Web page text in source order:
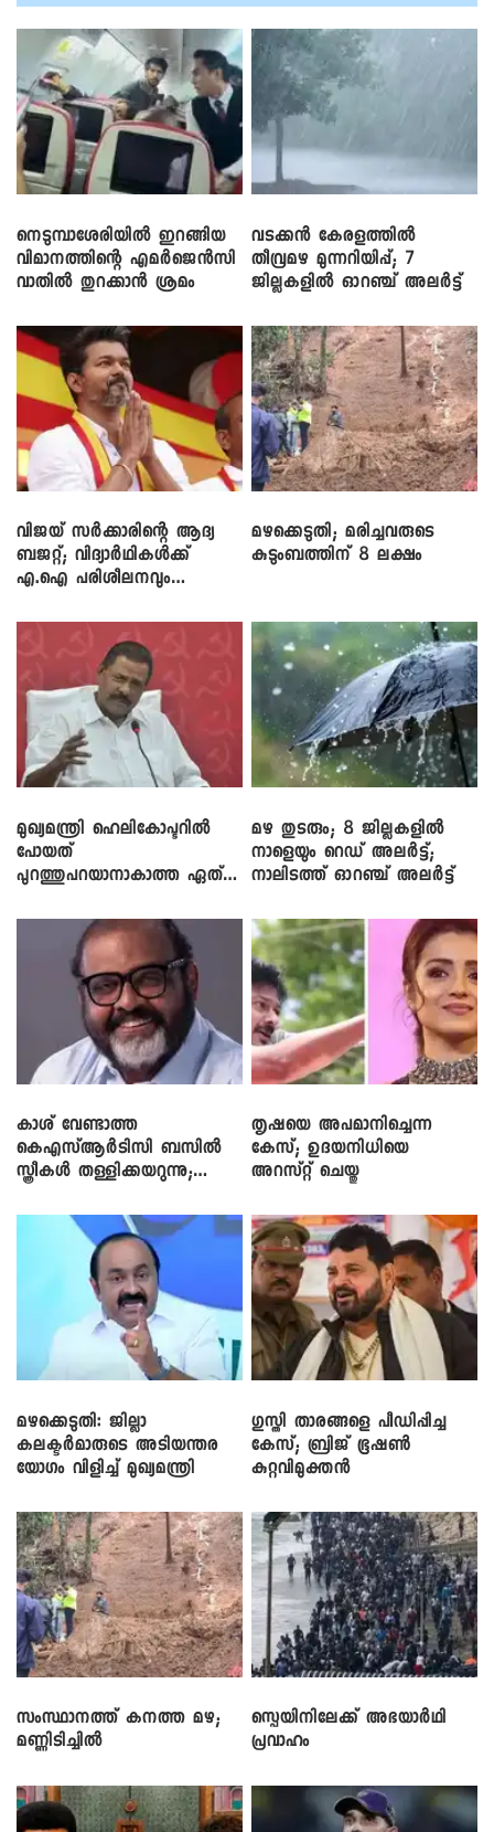
നെടുമ്പാശേരിയിൽ ഇറങ്ങിയ
വിമാനത്തിന്റെ എമർജെൻസി
വാതിൽ തുറക്കാൻ ശ്രമം
വടക്കൻ കേരളത്തിൽ
തീവ്രമഴ മുന്നറിയിപ്പ്; 7
ജില്ലകളിൽ ഓറഞ്ച് അലർട്ട്
വിജയ് സർക്കാരിന്റെ ആദ്യ
ബജറ്റ്; വിദ്യാർഥികൾക്ക്
എ.ഐ പരിശീലനവും
മഴക്കെടുതി; മരിച്ചവരുടെ
കുടുംബത്തിന് 8 ലക്ഷം
മുഖ്യമന്ത്രി ഹെലികോപ്ടറിൽ
പോയത്
പുറത്തുപറയാനാകാത്ത ഏത്
മഴ തുടരും; 8 ജില്ലകളിൽ
നാളെയും റെഡ് അലർട്ട്;
നാലിടത്ത് ഓറഞ്ച് അലർട്ട്
കാശ് വേണ്ടാത്ത
കെഎസ്ആർടിസി ബസിൽ
സ്ത്രീകൾ തള്ളിക്കയറുന്നു;
തൃഷയെ അപമാനിച്ചെന്ന
കേസ്; ഉദയനിധിയെ
അറസ്റ്റ് ചെയ്തു
മഴക്കെടുതി: ജില്ലാ
കലക്ടർമാരുടെ അടിയന്തര
യോഗം വിളിച്ച് മുഖ്യമന്ത്രി
​ഗുസ്തി താരങ്ങളെ പീഡിപ്പിച്ച
കേസ്; ബ്രിജ് ഭൂഷൺ
കുറ്റവിമുക്തൻ
സംസ്ഥാനത്ത് കനത്ത മഴ;
മണ്ണിടിച്ചിൽ
സ്പെയിനിലേക്ക് അഭയാർഥി
പ്രവാഹം